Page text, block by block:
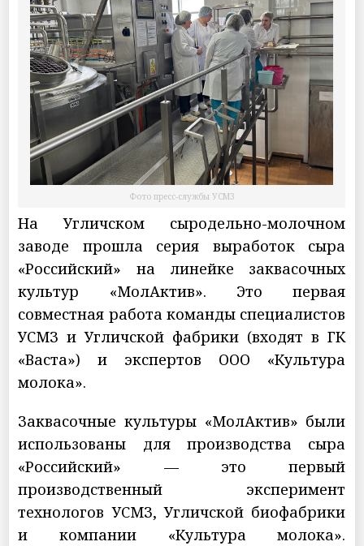
Фото пресс-службы УСМЗ
На Угличском сыродельно-молочном
заводе прошла серия выработок сыра
«Российский» на линейке заквасочных
культур «МолАктив». Это первая
совместная работа команды специалистов
УСМЗ и Угличской фабрики (входят в ГК
«Васта») и экспертов ООО «Культура
молока».
Заквасочные культуры «МолАктив» были
использованы для производства сыра
«Российский» — это первый
производственный эксперимент
технологов УСМЗ, Угличской биофабрики
и компании «Культура молока».